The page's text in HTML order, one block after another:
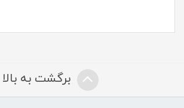
برگشت به بالا